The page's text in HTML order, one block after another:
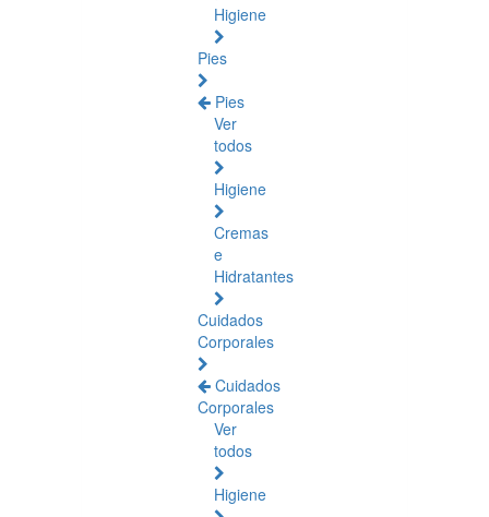
Higiene
Pies
Pies
Ver
todos
Higiene
Cremas
e
Hidratantes
Cuidados
Corporales
Cuidados
Corporales
Ver
todos
Higiene